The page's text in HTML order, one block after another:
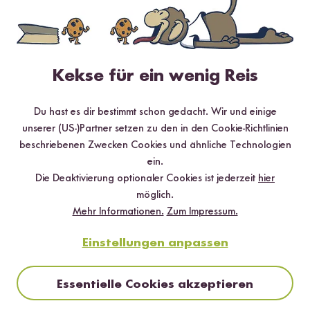
Digitales Rezeptbuch per E-Mail
✔️ 25 leckere Rezepte aus unseren bunten Kochwelten
✔️ Von Sushi über Curry bis hin zu Desserts
✔️ Inklusive Tipps & Tricks für die Zubereitung
Jetzt sichern
*Das Digitale Rezeptbuch wird dir nach vollständiger Anmeldung zum Newsletter
per E-Mail zugeschickt.
Kekse für ein wenig Reis
Du hast es dir bestimmt schon gedacht. Wir und einige
unserer (US-)Partner setzen zu den in den Cookie-Richtlinien
beschriebenen Zwecken Cookies und ähnliche Technologien
ein.
Die Deaktivierung optionaler Cookies ist jederzeit hier
möglich.
Mehr Informationen. Zum Impressum.
Einstellungen anpassen
Essentielle Cookies akzeptieren